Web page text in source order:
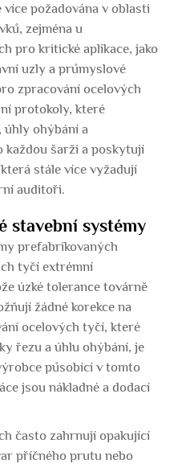
požadována v oblasti
zejména u
pro kritické aplikace, jako
uzly a průmyslové
zpracování ocelových
protokoly, které
úhly ohýbání a
každou šarži a poskytují
stále více vyžadují
auditoři.
stavební systémy
prefabrikovaných
tyčí extrémní
úzké tolerance továrně
žádné korekce na
ocelových tyčí, které
řezu a úhlu ohýbání, je
působící v tomto
jsou nákladné a dodací
často zahrnují opakující
příčného prutu nebo